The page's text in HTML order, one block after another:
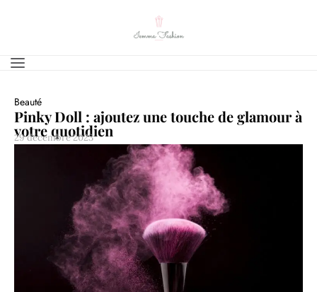
Beauté
Pinky Doll : ajoutez une touche de glamour à
votre quotidien
29 décembre 2023